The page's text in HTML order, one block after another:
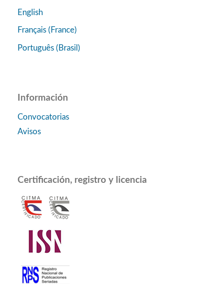
English
Français (France)
Português (Brasil)
Información
Convocatorias
Avisos
Certificación, registro y licencia